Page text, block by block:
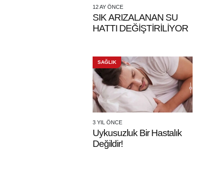
12 AY ÖNCE
SIK ARIZALANAN SU
HATTI DEĞİŞTİRİLİYOR
SAĞLIK
3 YIL ÖNCE
Uykusuzluk Bir Hastalık
Değildir!